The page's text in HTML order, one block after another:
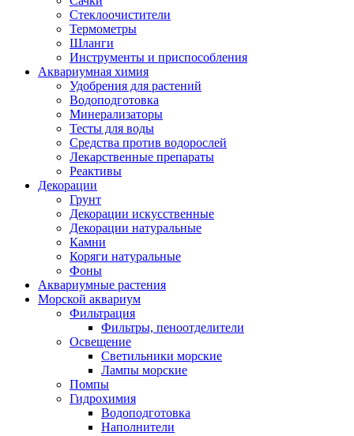
Стеклоочистители
Термометры
Шланги
Инструменты и приспособления
Аквариумная химия
Удобрения для растений
Водоподготовка
Минерализаторы
Тесты для воды
Средства против водорослей
Лекарственные препараты
Реактивы
Декорации
Грунт
Декорации искусственные
Декорации натуральные
Камни
Коряги натуральные
Фоны
Аквариумные растения
Морской аквариум
Фильтрация
Фильтры, пеноотделители
Освещение
Светильники морские
Лампы морские
Помпы
Гидрохимия
Водоподготовка
Наполнители